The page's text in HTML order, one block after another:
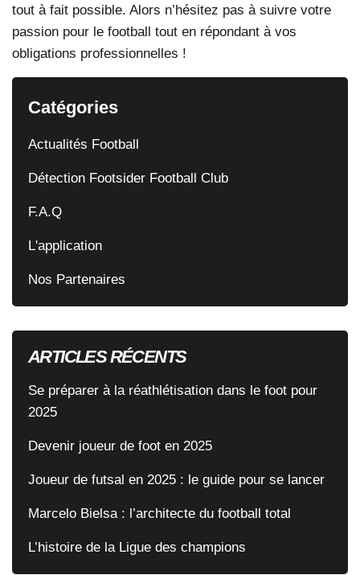
tout à fait possible. Alors n’hésitez pas à suivre votre
passion pour le football tout en répondant à vos
obligations professionnelles !
Catégories
Actualités Football
Détection Footsider Football Club
F.A.Q
L'application
Nos Partenaires
ARTICLES RÉCENTS
Se préparer à la réathlétisation dans le foot pour
2025
Devenir joueur de foot en 2025
Joueur de futsal en 2025 : le guide pour se lancer
Marcelo Bielsa : l’architecte du football total
L’histoire de la Ligue des champions